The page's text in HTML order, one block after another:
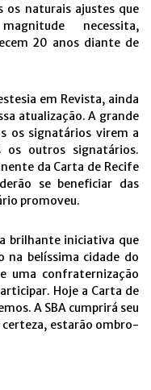
os naturais ajustes que
necessita,
20 anos diante de
em Revista, ainda
atualização. A grande
os signatários virem a
outros signatários.
da Carta de Recife
se beneficiar das
promoveu.
brilhante iniciativa que
na belíssima cidade do
uma confraternização
Hoje a Carta de
A SBA cumprirá seu
estarão ombro-